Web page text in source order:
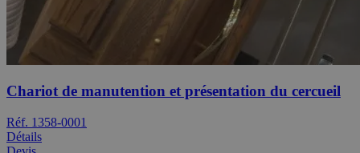
Chariot de manutention et présentation du cercueil
Réf. 1358-0001
Détails